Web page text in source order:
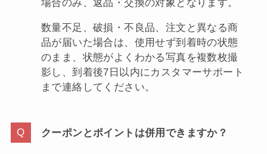
場合のみ、返品・交換の対象となります。
数量不足、破損・不良品、注文と異なる商
品が届いた場合は、使用せず到着時の状態
のまま、状態がよくわかる写真を複数枚撮
影し、到着後7日以内にカスタマーサポート
まで連絡してください。
クーポンとポイントは併用できますか？